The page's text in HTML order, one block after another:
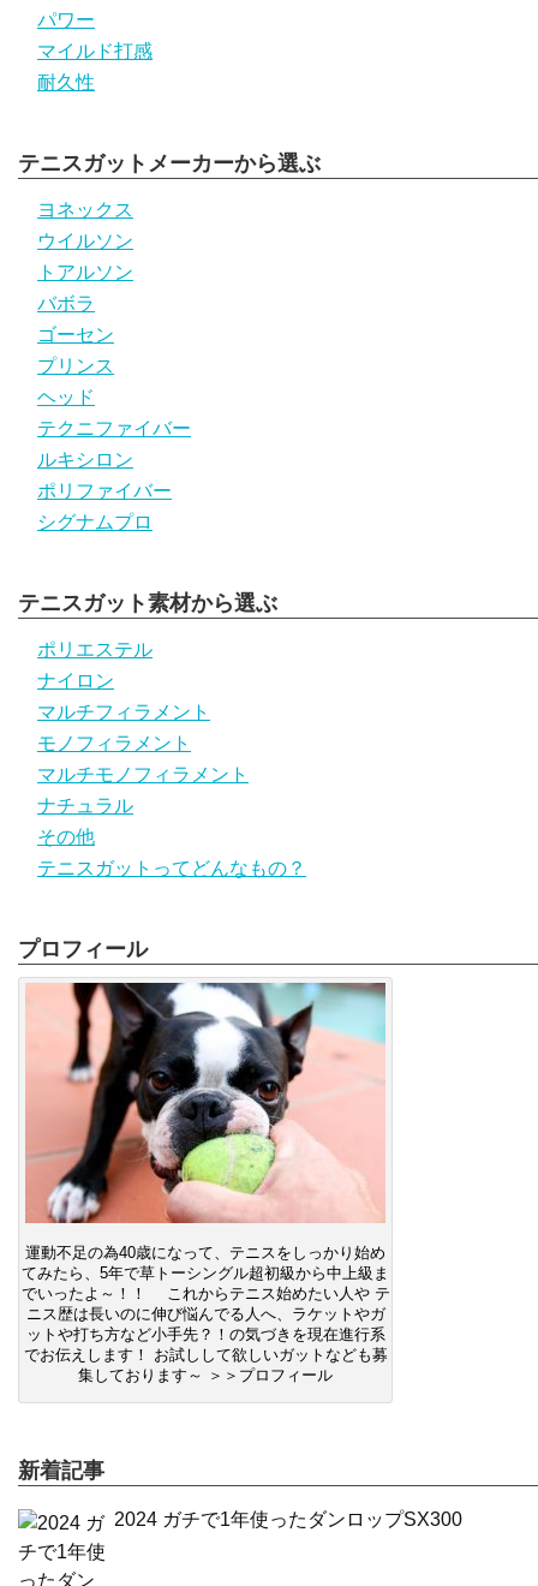
パワー
マイルド打感
耐久性
テニスガットメーカーから選ぶ
ヨネックス
ウイルソン
トアルソン
バボラ
ゴーセン
プリンス
ヘッド
テクニファイバー
ルキシロン
ポリファイバー
シグナムプロ
テニスガット素材から選ぶ
ポリエステル
ナイロン
マルチフィラメント
モノフィラメント
マルチモノフィラメント
ナチュラル
その他
テニスガットってどんなもの？
プロフィール
運動不足の為40歳になって、テニスをしっかり始め
てみたら、5年で草トーシングル超初級から中上級ま
でいったよ～！！ これからテニス始めたい人や テ
ニス歴は長いのに伸び悩んでる人へ、ラケットやガ
ットや打ち方など小手先？！の気づきを現在進行系
でお伝えします！ お試しして欲しいガットなども募
集しております～ ＞＞プロフィール
新着記事
2024 ガチで1年使ったダンロップSX300